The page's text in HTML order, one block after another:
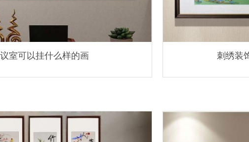
室可以挂什么样的画 刺绣装